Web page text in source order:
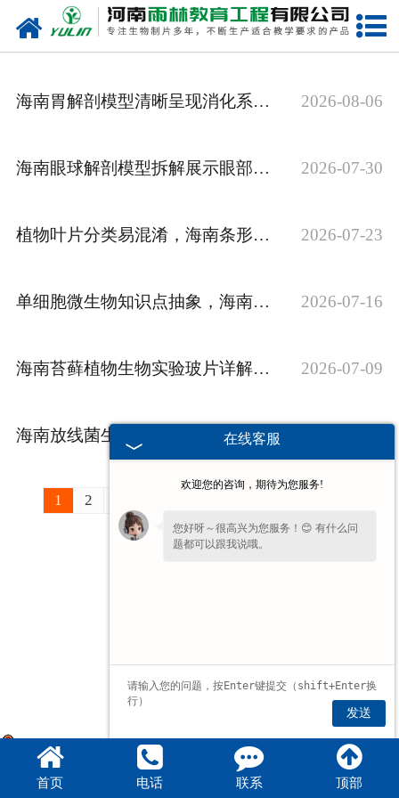
网站首页
产品中心
新闻中心
海南胃解剖模型清晰呈现消化系统核心消化机制 2026-08-06
海南眼球解剖模型拆解展示眼部生理结构与成像原理 2026-07-30
植物叶片分类易混淆，海南条形叶标本如何厘清形态差异 2026-07-23
单细胞微生物知识点抽象，海南酵母菌生物切片如何辅助讲解 2026-07-16
海南苔藓植物生物实验玻片详解低等植物结构特征 2026-07-09
海南放线菌生物玻片助力微生物形态知识点******教学
1 2
首页 电话 联系 顶部
豫公网安备 41070202000176号
在线客服
欢迎您的咨询，期待为您服务!
您好呀～很高兴为您服务！😊 有什么问
题都可以跟我说哦。
发送